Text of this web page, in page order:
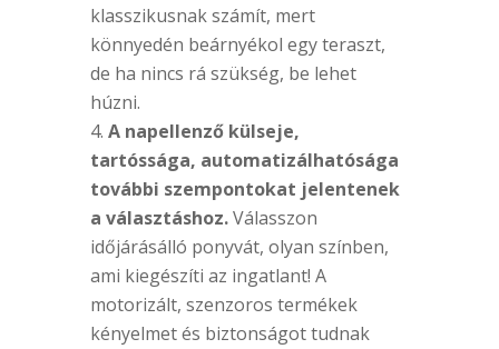
klasszikusnak számít, mert
könnyedén beárnyékol egy teraszt,
de ha nincs rá szükség, be lehet
húzni.
A napellenző külseje,
tartóssága, automatizálhatósága
további szempontokat jelentenek
a választáshoz.Válasszon
időjárásálló ponyvát, olyan színben,
ami kiegészíti az ingatlant! A
motorizált, szenzoros termékek
kényelmet és biztonságot tudnak